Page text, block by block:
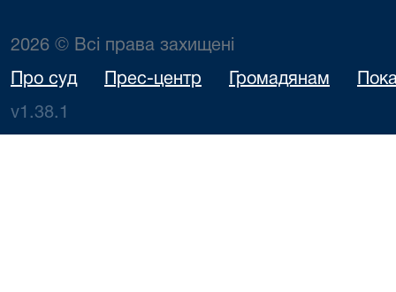
2026 © Всі права захищені
Про суд Прес-центр Громадянам
v1.38.1